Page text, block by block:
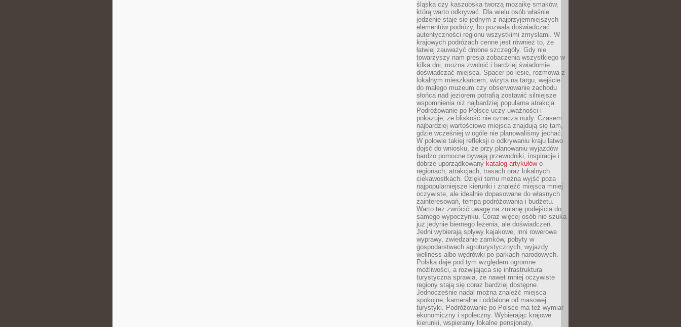
śląska czy kaszubska tworzą mozaikę smaków,
którą warto odkrywać. Dla wielu osób właśnie
jedzenie staje się jednym z najprzyjemniejszych
elementów podróży, bo pozwala doświadczać
autentyczności regionu wszystkimi zmysłami. W
krajowych podróżach cenne jest również to, że
łatwiej zauważyć drobne szczegóły. Gdy nie
towarzyszy nam presja zobaczenia wszystkiego w
kilka dni, można zwolnić i bardziej świadomie
doświadczać miejsca. Spacer po lesie, rozmowa z
lokalnym mieszkańcem, wizyta na targu, wejście
do małego muzeum czy obserwowanie zachodu
słońca nad jeziorem potrafią zostawić silniejsze
wspomnienia niż najbardziej popularna atrakcja.
Podróżowanie po Polsce uczy uważności i
pokazuje, że bliskość nie oznacza nudy. Czasem
najbardziej wartościowe miejsca znajdują się tam,
gdzie wcześniej w ogóle nie planowaliśmy jechać.
W połowie takiej refleksji o odkrywaniu kraju łatwo
dojść do wniosku, że przy planowaniu wyjazdów
bardzo pomocne bywają przewodniki, inspiracje i
dobrze uporządkowany katalog artykułówo
regionach, atrakcjach, trasach oraz lokalnych
ciekawostkach. Dzięki temu można wyjść poza
najpopularniejsze kierunki i znaleźć miejsca mniej
oczywiste, ale idealnie dopasowane do własnych
zainteresowań, tempa podróżowania i budżetu.
Warto też zwrócić uwagę na zmianę podejścia do
samego wypoczynku. Coraz więcej osób nie szuka
już jedynie biernego leżenia, ale doświadczeń.
Jedni wybierają spływy kajakowe, inni rowerowe
wyprawy, zwiedzanie zamków, pobyty w
gospodarstwach agroturystycznych, wyjazdy
wellness albo wędrówki po parkach narodowych.
Polska daje pod tym względem ogromne
możliwości, a rozwijająca się infrastruktura
turystyczna sprawia, że nawet mniej oczywiste
regiony stają się coraz bardziej dostępne.
Jednocześnie nadal można znaleźć miejsca
spokojne, kameralne i oddalone od masowej
turystyki. Podróżowanie po Polsce ma też wymiar
ekonomiczny i społeczny. Wybierając krajowe
kierunki, wspieramy lokalne pensjonaty,